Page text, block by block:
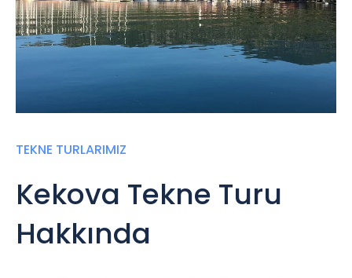
TEKNE TURLARIMIZ
Kekova Tekne Turu
Hakkında